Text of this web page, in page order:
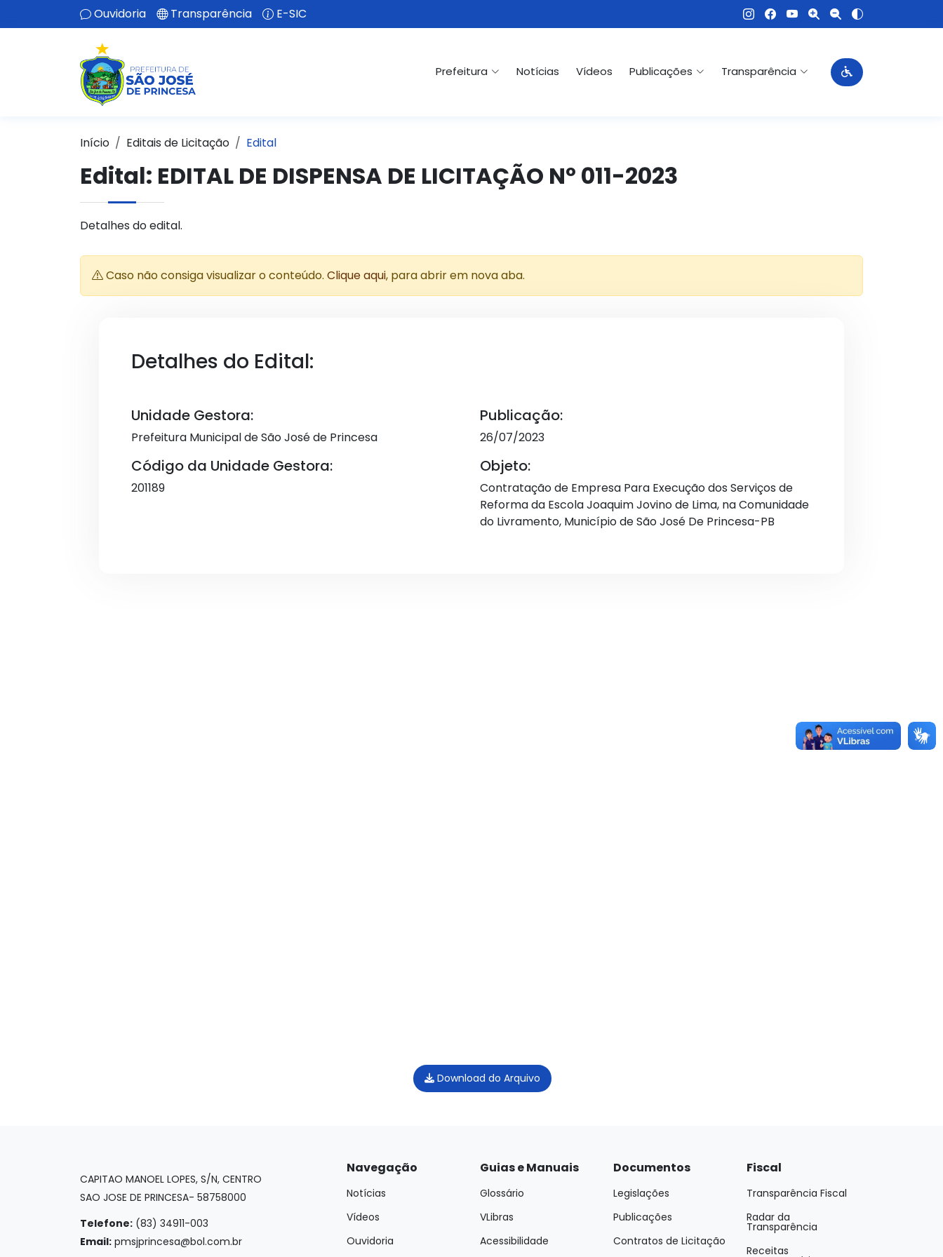
Ouvidoria Transparência E-SIC
Prefeitura Notícias Vídeos Publicações Transparência
Início Editais de Licitação Edital
Edital: EDITAL DE DISPENSA DE LICITAÇÃO Nº 011-2023
Detalhes do edital.
Caso não consiga visualizar o conteúdo. Clique aqui, para abrir em nova aba.
Detalhes do Edital:
Unidade Gestora:
Prefeitura Municipal de São José de Princesa
Código da Unidade Gestora:
201189
Publicação:
26/07/2023
Objeto:
Contratação de Empresa Para Execução dos Serviços de
Reforma da Escola Joaquim Jovino de Lima, na Comunidade
do Livramento, Município de São José De Princesa-PB
Download do Arquivo
CAPITAO MANOEL LOPES, S/N, CENTRO
SAO JOSE DE PRINCESA- 58758000
Telefone: (83) 34911-003
Email: pmsjprincesa@bol.com.br
Navegação
Notícias
Vídeos
Ouvidoria
Guias e Manuais
Glossário
VLibras
Acessibilidade
Documentos
Legislações
Publicações
Contratos de Licitação
Fiscal
Transparência Fiscal
Radar da
Transparência
Receitas